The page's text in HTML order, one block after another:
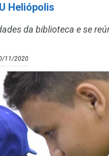
Heliópolis
da biblioteca e se
11/2020